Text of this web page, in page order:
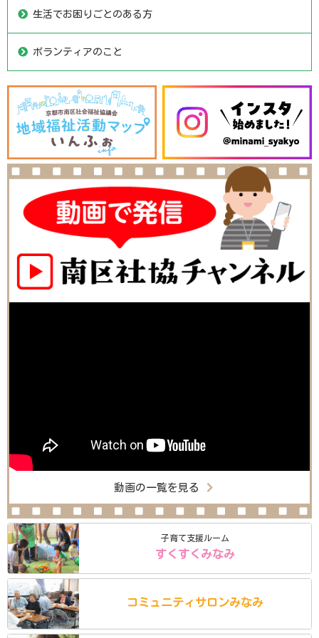
生活でお困りごとのある方
ボランティアのこと
動画の一覧を見る
子育て支援ルーム
すくすくみなみ
コミュニティ サロンみなみ